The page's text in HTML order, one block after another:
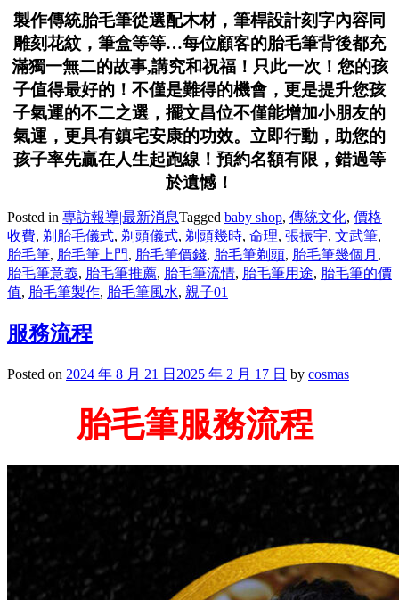
製作傳統胎毛筆從選配木材，筆桿設計刻字內容同
雕刻花紋，筆盒等等…每位顧客的胎毛筆背後都充
滿獨一無二的故事,講究和祝福！只此一次！您的孩
子值得最好的！不僅是難得的機會，更是提升您孩
子氣運的不二之選，擺文昌位不僅能增加小朋友的
氣運，更具有鎮宅安康的功效。立即行動，助您的
孩子率先贏在人生起跑線！預約名額有限，錯過等
於遺憾！
Posted in 專訪報導|最新消息Tagged baby shop, 傳統文化, 價格
收費, 剃胎毛儀式, 剃頭儀式, 剃頭幾時, 命理, 張振宇, 文武筆,
胎毛筆, 胎毛筆上門, 胎毛筆價錢, 胎毛筆剃頭, 胎毛筆幾個月 ,
胎毛筆意義, 胎毛筆推薦, 胎毛筆流情, 胎毛筆用途, 胎毛筆的價
值, 胎毛筆製作, 胎毛筆風水, 親子01
服務流程
Posted on 2024 年 8 月 21 日 2025 年 2 月 17 日 by cosmas
胎毛筆服務流程